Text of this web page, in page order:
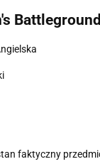
faktyczny